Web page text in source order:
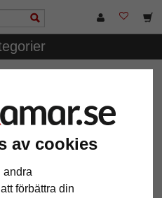
av cookies
andra
förbättra din
Populärast